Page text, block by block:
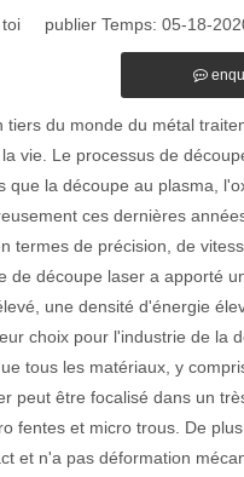
machines de marquage
publier Temps: 05-18-
tiers du monde du métal
vie. Le processus de
que la découpe au plasma,
ces dernières
termes de précision, de
de découpe laser a apporté
une densité d'énergie
choix pour l'industrie de la
tous les matériaux, y
peut être focalisé dans un
fentes et micro trous. De
et n'a pas déformation